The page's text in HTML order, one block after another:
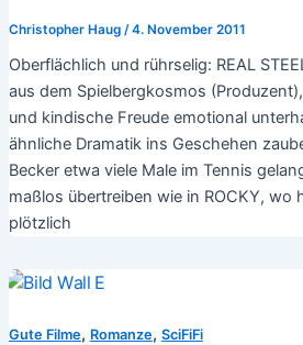
Christopher Haug /4. November 2011
Oberflächlich und rührselig: REAL
aus dem Spielbergkosmos
und kindische Freude emotional
ähnliche Dramatik ins Geschehen
Becker etwa viele Male im Tennis
maßlos übertreiben wie in ROCKY, wo
plötzlich
Gute Filme, Romanze, SciFiFi